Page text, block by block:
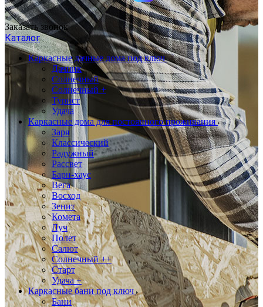
Заказать звонок
Каталог
Каркасные дачные дома под ключ
Дачник
Солнечный
Солнечный +
Турист
Удача
Каркасные дома для постоянного проживания
Заря
Классический
Радужный
Рассвет
Барн-хаус
Вега
Восход
Зенит
Комета
Луч
Полет
Салют
Солнечный ++
Старт
Удача +
Каркасные бани под ключ
Бани